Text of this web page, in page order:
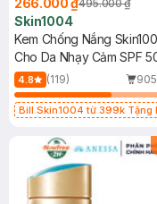
266.000 ₫495.000 ₫
Skin1004
Kem Chống Nắng
Cho Da Nhạy Cảm SPF
50ml
4.8 (119)
Bill Skin1004 từ 399k Tặng
SPF 50+ 20ml (SL Có Hạn)